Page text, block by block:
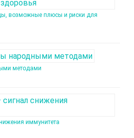
возможные плюсы и риски для
методами
иммунитета